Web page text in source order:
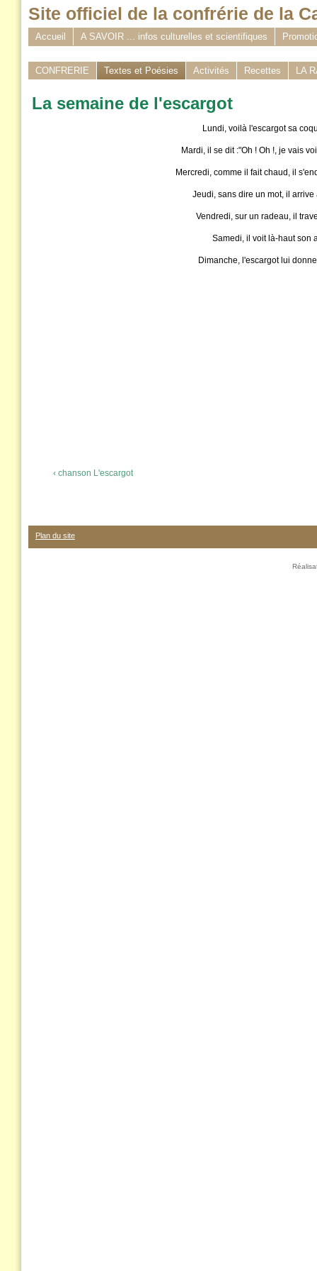
Site officiel de la confrérie de la
Accueil A SAVOIR ... infos culturelles et scientifiques
CONFRERIE Textes et Poésies Activités Recettes LA
La semaine de l'escargot
Lundi, voilà l'escargot sa
Mardi, il se dit :"Oh ! Oh !, je vais
Mercredi, comme il fait chaud, il
Jeudi, sans dire un mot, il
Vendredi, sur un radeau, il
Samedi, il voit là-haut son
Dimanche, l'escargot lui
‹ chanson L'escargot
Plan du site